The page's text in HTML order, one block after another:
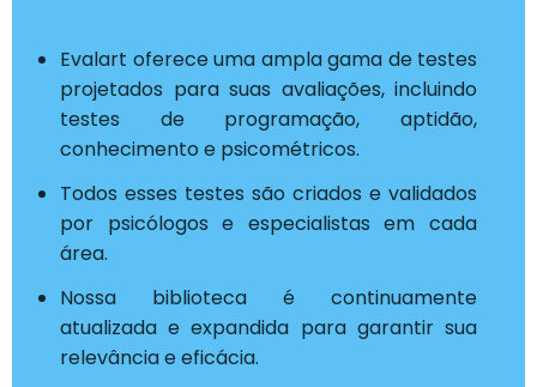
Evalart oferece uma ampla gama de testes
projetados para suas avaliações, incluindo
testes de programação, aptidão,
conhecimento e psicométricos.
Todos esses testes são criados e validados
por psicólogos e especialistas em cada
área.
Nossa biblioteca é continuamente
atualizada e expandida para garantir sua
relevância e eficácia.